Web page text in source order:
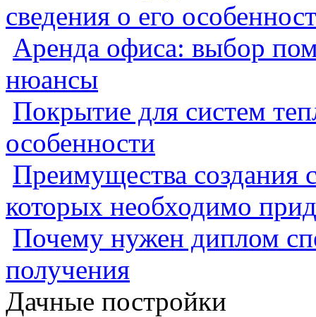
сведения о его
Аренда офиса: выбор
нюансы
Покрытие для систем
особенности
Преимущества создания
которых необходимо
Почему нужен диплом
получения
Дачные постройки